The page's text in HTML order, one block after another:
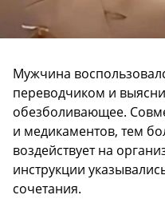
Мужчина
переводчиком и
обезболивающее.
и медикаментов, тем
воздействует на
инструкции
сочетания.